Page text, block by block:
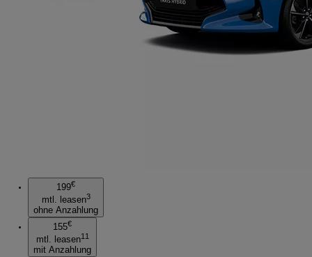
199€
mtl. leasen3
ohne Anzahlung
155€
mtl. leasen11
mit Anzahlung